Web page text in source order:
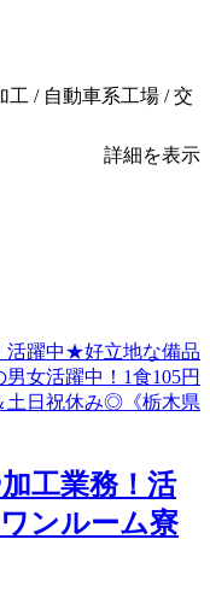
工 / 自動車系工場 / 交
詳細を表示
工業務！活
ンルーム寮